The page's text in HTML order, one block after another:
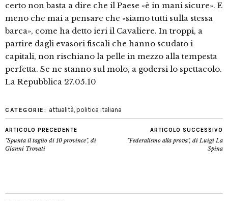
certo non basta a dire che il Paese «è in mani sicure». E
meno che mai a pensare che «siamo tutti sulla stessa
barca», come ha detto ieri il Cavaliere. In troppi, a
partire dagli evasori fiscali che hanno scudato i
capitali, non rischiano la pelle in mezzo alla tempesta
perfetta. Se ne stanno sul molo, a godersi lo spettacolo.
La Repubblica 27.05.10
CATEGORIE: attualità, politica italiana
ARTICOLO PRECEDENTE
"Spunta il taglio di 10 province", di
Gianni Trovati
ARTICOLO SUCCESSIVO
"Federalismo alla prova", di Luigi La
Spina